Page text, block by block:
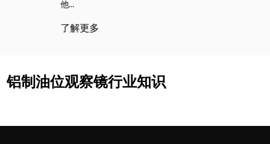
铝制油位观察镜行业知识